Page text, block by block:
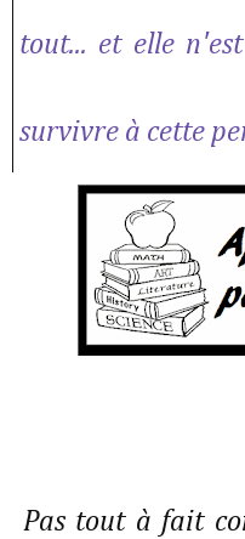
tout... et elle
survivre à cette
Pas tout à fait